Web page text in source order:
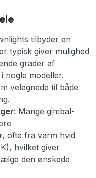
tilbyder en
typisk giver mulighed
grader af
nogle modeller.
velegnede til både
: Mange gimbal-
ofte fra varm hvid
hvilket giver
den ønskede